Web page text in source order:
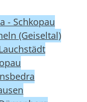
- Schkopau
(Geiseltal)